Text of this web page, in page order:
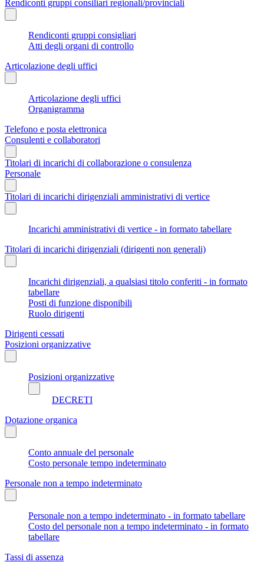
Rendiconti gruppi consiliari regionali/provinciali
Rendiconti gruppi consigliari
Atti degli organi di controllo
Articolazione degli uffici
Articolazione degli uffici
Organigramma
Telefono e posta elettronica
Consulenti e collaboratori
Titolari di incarichi di collaborazione o consulenza
Personale
Titolari di incarichi dirigenziali amministrativi di vertice
Incarichi amministrativi di vertice - in formato tabellare
Titolari di incarichi dirigenziali (dirigenti non generali)
Incarichi dirigenziali, a qualsiasi titolo conferiti - in formato
tabellare
Posti di funzione disponibili
Ruolo dirigenti
Dirigenti cessati
Posizioni organizzative
Posizioni organizzative
DECRETI
Dotazione organica
Conto annuale del personale
Costo personale tempo indeterminato
Personale non a tempo indeterminato
Personale non a tempo indeterminato - in formato tabellare
Costo del personale non a tempo indeterminato - in formato
tabellare
Tassi di assenza